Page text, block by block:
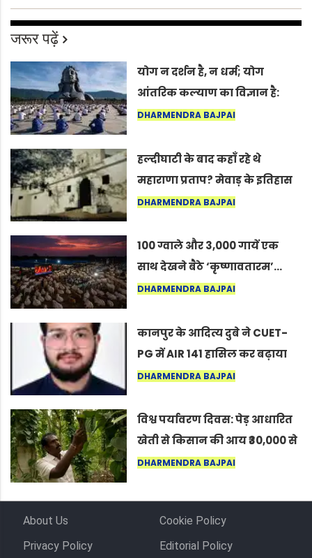
जरूर पढ़ें
योग न दर्शन है, न धर्म; योग
आंतरिक कल्याण का विज्ञान है:
अंतरराष्ट्रीय योग दिवस 2026 पर
DHARMENDRA BAJPAI
हल्दीघाटी के बाद कहाँ रहे थे
महाराणा प्रताप? मेवाड़ के इतिहास
का वह अनकहा अध्याय जो आज भी
DHARMENDRA BAJPAI
100 ग्वाले और 3,000 गायें एक
साथ देखने बैठे ‘कृष्णावतारम’…
नागपुर में दिखा ऐसा नज़ारा कि
कर सकते हैं”
DHARMENDRA BAJPAI
कानपुर के आदित्य दुबे ने CUET-
PG में AIR 141 हासिल कर बढ़ाया
शहर का मान
DHARMENDRA BAJPAI
विश्व पर्यावरण दिवस: पेड़ आधारित
खेती से किसान की आय ₹30,000 से
बढ़कर ₹3 लाख प्रति एकड़ हुई
DHARMENDRA BAJPAI
About Us
Cookie Policy
Privacy Policy
Editorial Policy